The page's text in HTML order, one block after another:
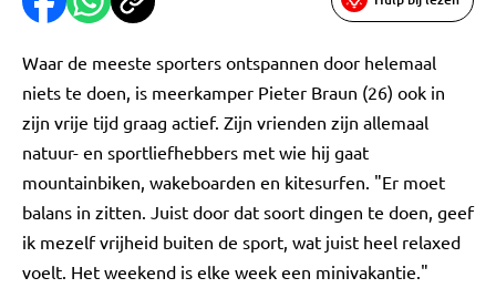
Waar de meeste sporters ontspannen door helemaal
niets te doen, is meerkamper Pieter Braun (26) ook in
zijn vrije tijd graag actief. Zijn vrienden zijn allemaal
natuur- en sportliefhebbers met wie hij gaat
mountainbiken, wakeboarden en kitesurfen. "Er moet
balans in zitten. Juist door dat soort dingen te doen, geef
ik mezelf vrijheid buiten de sport, wat juist heel relaxed
voelt. Het weekend is elke week een minivakantie."